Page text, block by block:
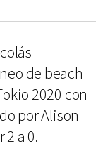
de beach
2020 con
por Alison
2 a 0.